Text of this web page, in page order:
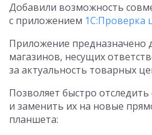
Добавили возможность
с приложением 1С:Проверка
Приложение предназначено
магазинов, несущих
за актуальность товарных
Позволяет быстро
и заменить их на новые
планшета: